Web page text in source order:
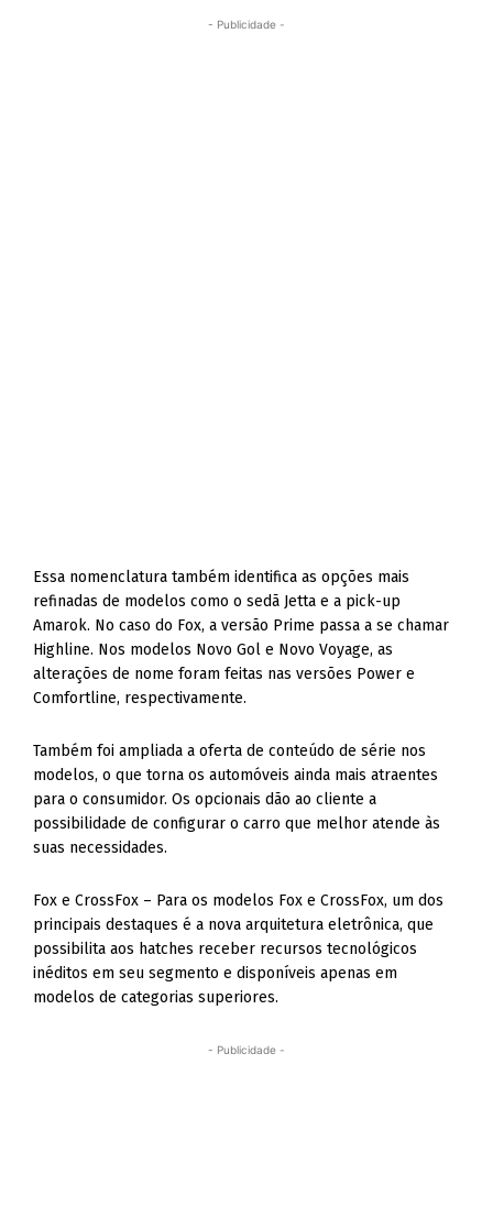
- Publicidade -
Essa nomenclatura também identifica as opções mais
refinadas de modelos como o sedã Jetta e a pick-up
Amarok. No caso do Fox, a versão Prime passa a se chamar
Highline. Nos modelos Novo Gol e Novo Voyage, as
alterações de nome foram feitas nas versões Power e
Comfortline, respectivamente.
Também foi ampliada a oferta de conteúdo de série nos
modelos, o que torna os automóveis ainda mais atraentes
para o consumidor. Os opcionais dão ao cliente a
possibilidade de configurar o carro que melhor atende às
suas necessidades.
Fox e CrossFox – Para os modelos Fox e CrossFox, um dos
principais destaques é a nova arquitetura eletrônica, que
possibilita aos hatches receber recursos tecnológicos
inéditos em seu segmento e disponíveis apenas em
modelos de categorias superiores.
- Publicidade -